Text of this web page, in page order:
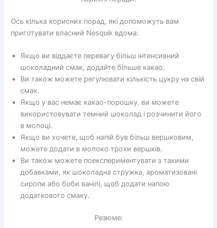
Ось кілька корисних порад, які допоможуть вам
приготувати власний Nesquik вдома:
Якщо ви віддаєте перевагу більш інтенсивний
шоколадний смак, додайте більше какао.
Ви також можете регулювати кількість цукру на свій
смак.
Якщо у вас немає какао-порошку, ви можете
використовувати темний шоколад і розчинити його
в молоці.
Якщо ви хочете, щоб напій був більш вершковим,
можете додати в молоко трохи вершків.
Ви також можете поекспериментувати з такими
добавками, як шоколадна стружка, ароматизовані
сиропи або боби ванілі, щоб додати напою
додаткового смаку.
Резюме: